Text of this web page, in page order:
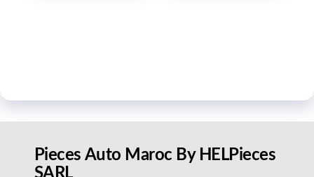
Pieces Auto Maroc By HELPieces
SARL